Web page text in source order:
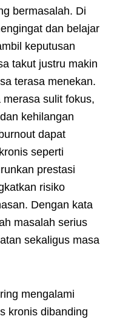
bermasalah. Di
dan belajar
keputusan
takut justru makin
terasa menekan.
sulit fokus,
kehilangan
dapat
seperti
prestasi
risiko
Dengan kata
masalah serius
sekaligus masa
mengalami
kronis dibanding